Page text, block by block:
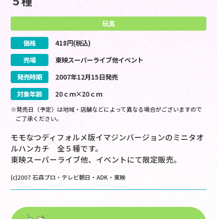
玩具
価格 418円(税込)
売場
東映スーパーライブ他イベント
発売時期
2007年12月15日発売
対象年齢
20ｃｍ×20ｃｍ
※発売日（予定）は地域・店舗などによって異なる場合がございますので
ご了承ください。
モモなつディフォルメ版イマジンバージョンのミニタオ
ルハンカチ 全５種です。
東映スーパーライブ他、イベントにて限定販売。
(c)2007 石森プロ・テレビ朝日・ADK・東映